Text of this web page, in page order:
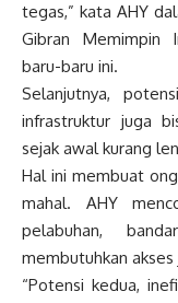
tegas,” kata AHY
Gibran Memimpin
baru-baru ini.
Selanjutnya,
infrastruktur juga
sejak awal kurang
Hal ini membuat
mahal. AHY
pelabuhan,
membutuhkan
“Potensi kedua,